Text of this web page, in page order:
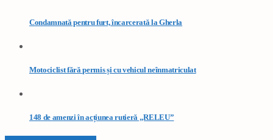
Condamnată pentru furt, încarcerată la Gherla
Motociclist fără permis și cu vehicul neînmatriculat
148 de amenzi în acțiunea rutieră „RELEU”